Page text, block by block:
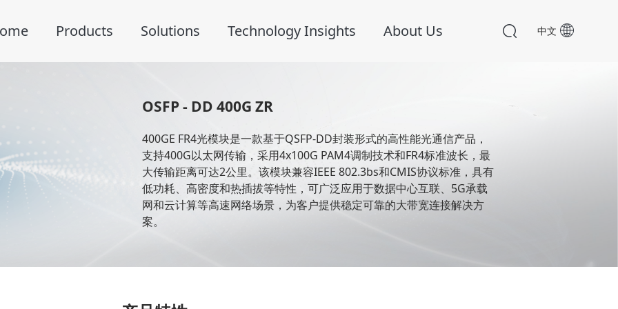
Products Solutions Technology Insights About Us 中文
OSFP - DD 400G ZR
400GE FR4光模块是一款基于QSFP-DD封装形式的高性能光通信产品，
支持400G以太网传输，采用4x100G PAM4调制技术和FR4标准波长，最
大传输距离可达2公里。该模块兼容IEEE 802.3bs和CMIS协议标准，具有
低功耗、高密度和热插拔等特性，可广泛应用于数据中心互联、5G承载
网和云计算等高速网络场景，为客户提供稳定可靠的大带宽连接解决方
案。